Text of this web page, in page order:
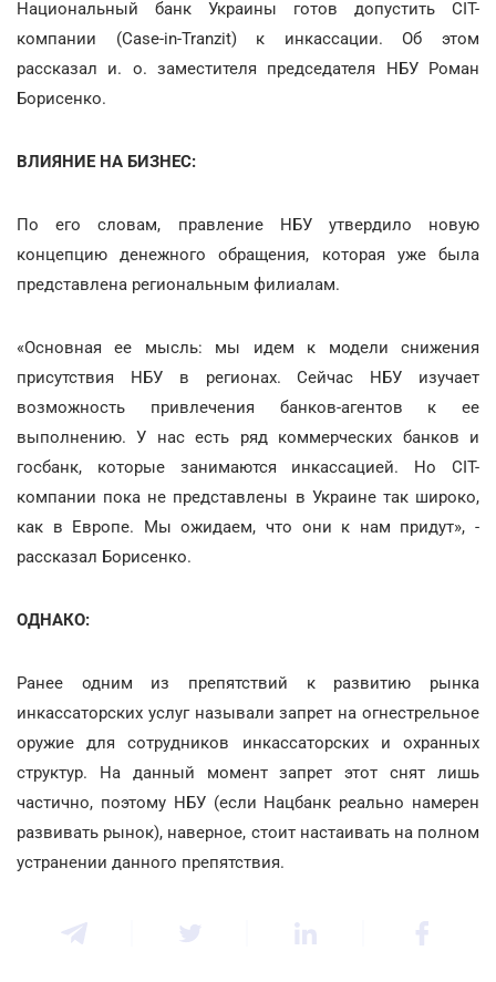
Национальный банк Украины готов допустить CIT-
компании (Саѕe-in-Tranzit) к инкассации. Об этом
рассказал и. о. заместителя председателя НБУ Роман
Борисенко.
ВЛИЯНИЕ НА БИЗНЕС:
По его словам, правление НБУ утвердило новую
концепцию денежного обращения, которая уже была
представлена региональным филиалам.
«Основная ее мысль: мы идем к модели снижения
присутствия НБУ в регионах. Сейчас НБУ изучает
возможность привлечения банков-агентов к ее
выполнению. У нас есть ряд коммерческих банков и
госбанк, которые занимаются инкассацией. Но CIT-
компании пока не представлены в Украине так широко,
как в Европе. Мы ожидаем, что они к нам придут», -
рассказал Борисенко.
ОДНАКО:
Ранее одним из препятствий к развитию рынка
инкассаторских услуг называли запрет на огнестрельное
оружие для сотрудников инкассаторских и охранных
структур. На данный момент запрет этот снят лишь
частично, поэтому НБУ (если Нацбанк реально намерен
развивать рынок), наверное, стоит настаивать на полном
устранении данного препятствия.